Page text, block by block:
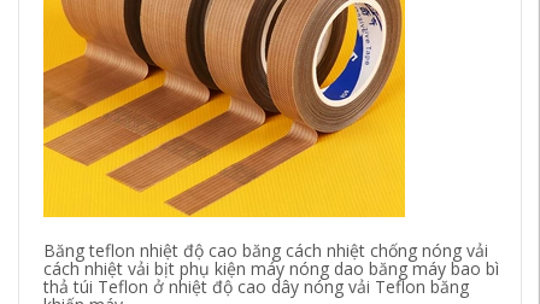
Băng teflon nhiệt độ cao băng cách nhiệt chống nóng vải
cách nhiệt vải bịt phụ kiện máy nóng dao băng máy bao bì
thả túi Teflon ở nhiệt độ cao dây nóng vải Teflon băng